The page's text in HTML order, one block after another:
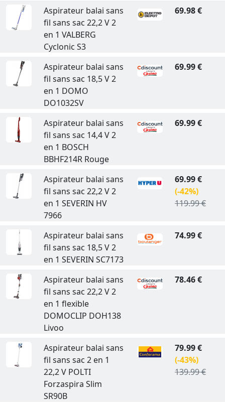
Aspirateur balai sans
fil sans sac 22,2 V 2
en 1 VALBERG
Cyclonic S3
69.98 €
Aspirateur balai sans
fil sans sac 18,5 V 2
en 1 DOMO
DO1032SV
69.99 €
Aspirateur balai sans
fil sans sac 14,4 V 2
en 1 BOSCH
BBHF214R Rouge
69.99 €
Aspirateur balai sans
fil sans sac 22,2 V 2
en 1 SEVERIN HV
7966
69.99 €
(-42%)
119.99 €
Aspirateur balai sans
fil sans sac 18,5 V 2
en 1 SEVERIN SC7173
74.99 €
Aspirateur balai sans
fil sans sac 22,2 V 2
en 1 flexible
DOMOCLIP DOH138
Livoo
78.46 €
Aspirateur balai sans
fil sans sac 2 en 1
22,2 V POLTI
Forzaspira Slim
SR90B
79.99 €
(-43%)
139.99 €